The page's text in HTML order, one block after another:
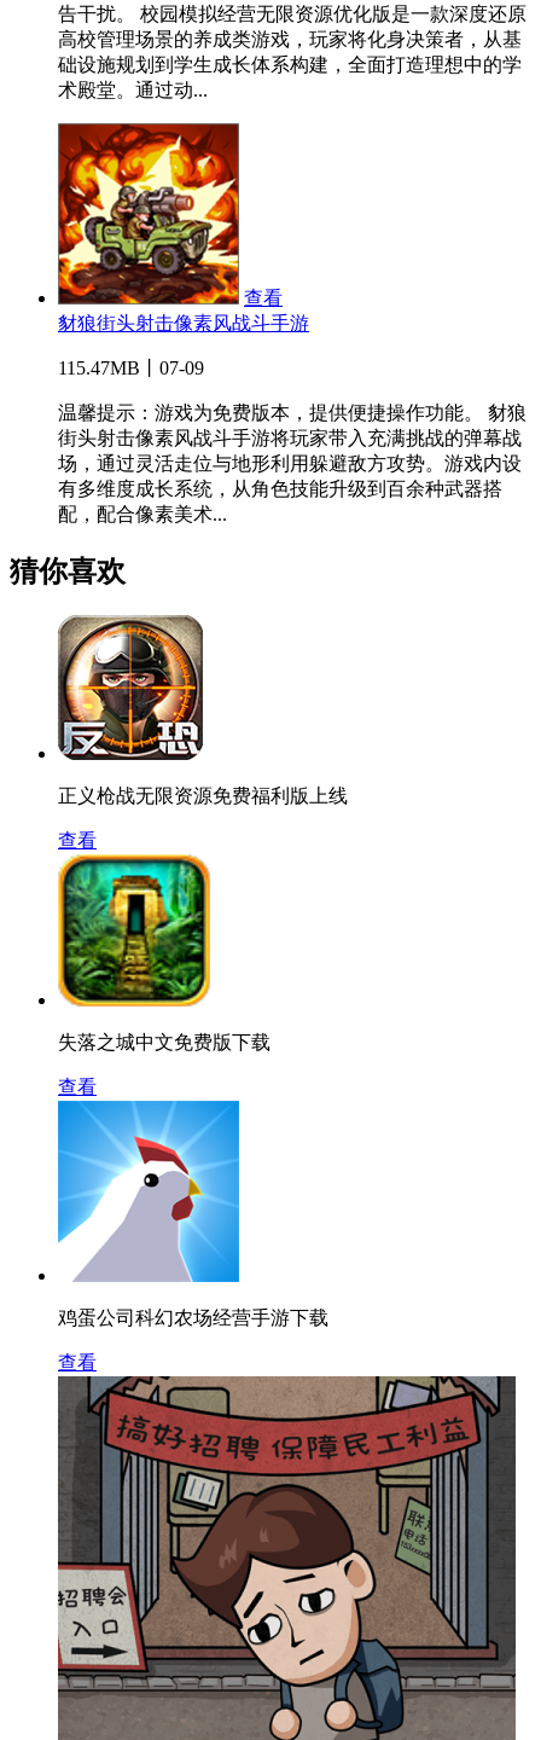
告干扰。 校园模拟经营无限资源优化版是一款深度还原
高校管理场景的养成类游戏，玩家将化身决策者，从基
础设施规划到学生成长体系构建，全面打造理想中的学
术殿堂。通过动...
查看
豺狼街头射击像素风战斗手游
115.47MB丨07-09
温馨提示：游戏为免费版本，提供便捷操作功能。 豺狼
街头射击像素风战斗手游将玩家带入充满挑战的弹幕战
场，通过灵活走位与地形利用躲避敌方攻势。游戏内设
有多维度成长系统，从角色技能升级到百余种武器搭
配，配合像素美术...
猜你喜欢
正义枪战无限资源免费福利版上线
查看
失落之城中文免费版下载
查看
鸡蛋公司科幻农场经营手游下载
查看